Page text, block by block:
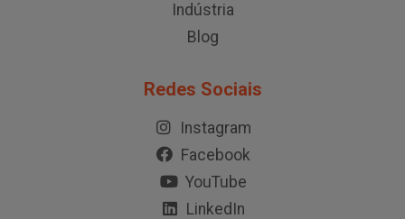
Indústria
Blog
Redes Sociais
Instagram
Facebook
YouTube
LinkedIn